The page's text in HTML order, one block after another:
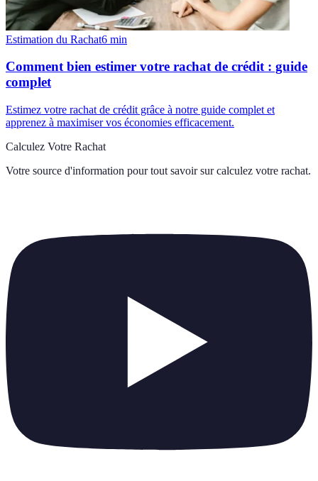
Estimez votre rachat de crédit grâce à notre guide complet et
apprenez à maximiser vos économies efficacement.
Votre source d'information pour tout savoir sur